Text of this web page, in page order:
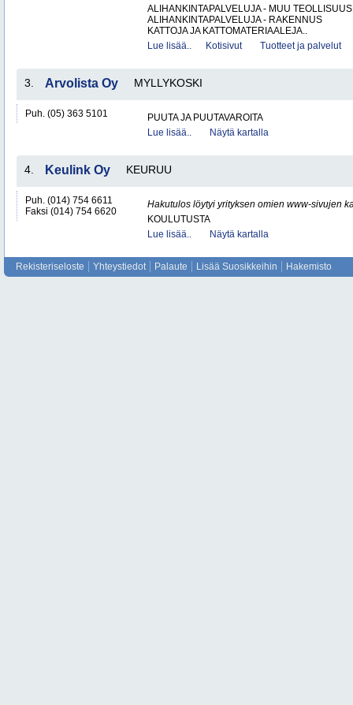
ALIHANKINTAPALVELUJA - MUU TEOLLISUUS
ALIHANKINTAPALVELUJA - RAKENNUS
KATTOJA JA KATTOMATERIAALEJA..
Lue lisää..
Kotisivut Tuotteet ja palvelut
3. Arvolista Oy MYLLYKOSKI
Puh. (05) 363 5101
PUUTA JA PUUTAVAROITA
Lue lisää..
Näytä kartalla
4. Keulink Oy KEURUU
Puh. (014) 754 6611
Faksi (014) 754 6620
Hakutulos löytyi yrityksen omien www-sivujen
KOULUTUSTA
Lue lisää..
Näytä kartalla
Rekisteriseloste Yhteystiedot Palaute Lisää Suosikkeihin Hakemisto